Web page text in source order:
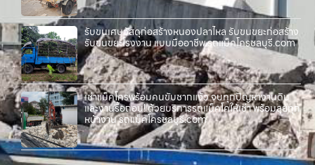
รับขนเศษวัสดุก่อสร้างหนองปลาไหล รับขนขยะก่อสร้าง
รับขนขยะโรงงาน แบบมืออาชีพ รถแม็คโครชลบุรี.com
เช่าแม็คโครพร้อมคนขับชากแง้ว จบทุกปัญหางานดิน
และงานรื้อถอน! ด้วยบริการรถแม็คโคให้เช่า พร้อมลุยทุก
หน้างาน รถแม็คโครชลบุรี.com